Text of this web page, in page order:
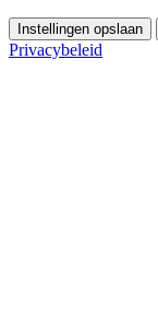
Instellingen opslaan
Privacybeleid